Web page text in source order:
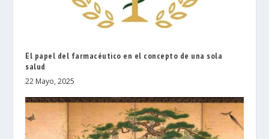
El papel del farmacéutico en el concepto de una sola
salud
22 Mayo, 2025